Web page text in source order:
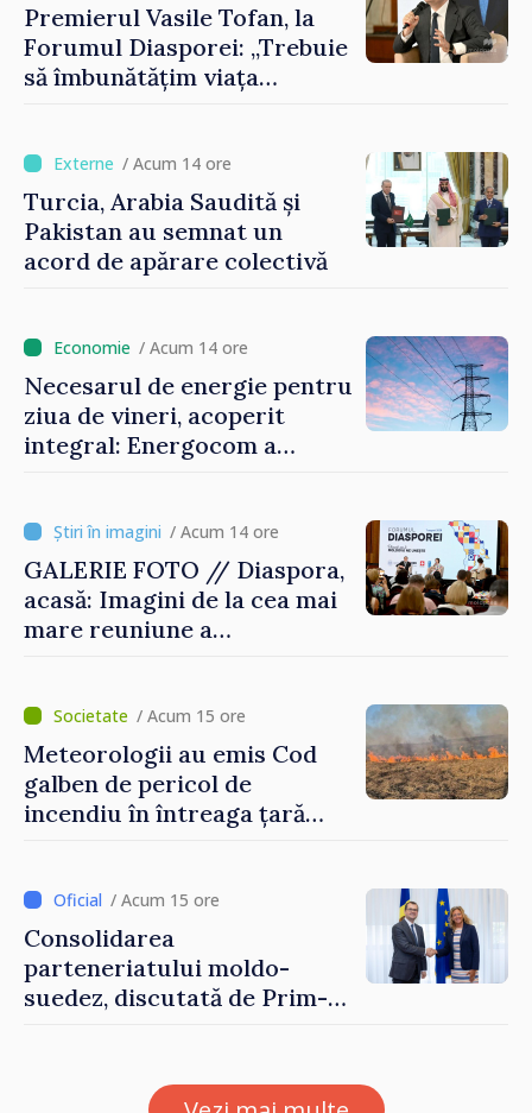
Premierul Vasile Tofan, la
Forumul Diasporei: „Trebuie
să îmbunătățim viața
/ Acum 14 ore
Turcia, Arabia Saudită și
Pakistan au semnat un
acord de apărare colectivă
/ Acum 14 ore
Necesarul de energie pentru
ziua de vineri, acoperit
integral: Energocom a
/ Acum 14 ore
GALERIE FOTO // Diaspora,
acasă: Imagini de la cea mai
mare reuniune a
/ Acum 15 ore
Meteorologii au emis Cod
galben de pericol de
incendiu în întreaga țară
/ Acum 15 ore
Consolidarea
parteneriatului moldo-
suedez, discutată de Prim-
Petra Lärke